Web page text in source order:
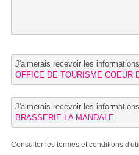
J'aimerais recevoir les
OFFICE DE TOURISME COEUR
J'aimerais recevoir les
BRASSERIE LA MANDALE
Consulter lestermes et conditions